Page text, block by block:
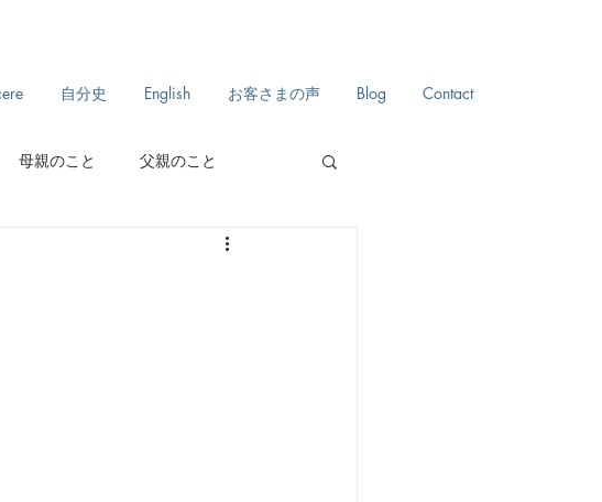
自分史 English お客さまの声 Blog Contact
母親のこと 父親のこと
日々のこと